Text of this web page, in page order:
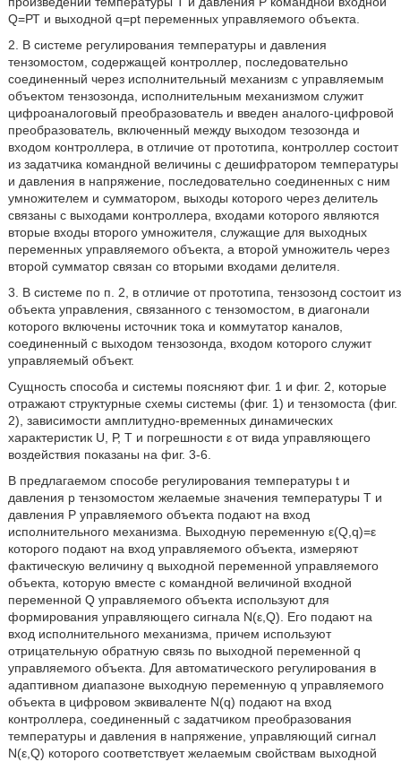
Q=РТ и выходной q=pt переменных управляемого объекта.
2. В системе регулирования температуры и давления
тензомостом, содержащей контроллер, последовательно
соединенный через исполнительный механизм с управляемым
объектом тензозонда, исполнительным механизмом служит
цифроаналоговый преобразователь и введен аналого-цифровой
преобразователь, включенный между выходом тезозонда и
входом контроллера, в отличие от прототипа, контроллер состоит
из задатчика командной величины с дешифратором температуры
и давления в напряжение, последовательно соединенных с ним
умножителем и сумматором, выходы которого через делитель
связаны с выходами контроллера, входами которого являются
вторые входы второго умножителя, служащие для выходных
переменных управляемого объекта, а второй умножитель через
второй сумматор связан со вторыми входами делителя.
3. В системе по п. 2, в отличие от прототипа, тензозонд состоит из
объекта управления, связанного с тензомостом, в диагонали
которого включены источник тока и коммутатор каналов,
соединенный с выходом тензозонда, входом которого служит
управляемый объект.
Сущность способа и системы поясняют фиг. 1 и фиг. 2, которые
отражают структурные схемы системы (фиг. 1) и тензомоста (фиг.
2), зависимости амплитудно-временных динамических
характеристик U, Р, Т и погрешности ε от вида управляющего
воздействия показаны на фиг. 3-6.
В предлагаемом способе регулирования температуры t и
давления р тензомостом желаемые значения температуры Т и
давления Р управляемого объекта подают на вход
исполнительного механизма. Выходную переменную ε(Q,q)=ε
которого подают на вход управляемого объекта, измеряют
фактическую величину q выходной переменной управляемого
объекта, которую вместе с командной величиной входной
переменной Q управляемого объекта используют для
формирования управляющего сигнала N(ε,Q). Его подают на
вход исполнительного механизма, причем используют
отрицательную обратную связь по выходной переменной q
управляемого объекта. Для автоматического регулирования в
адаптивном диапазоне выходную переменную q управляемого
объекта в цифровом эквиваленте N(q) подают на вход
контроллера, соединенный с задатчиком преобразования
температуры и давления в напряжение, управляющий сигнал
N(ε,Q) которого соответствует желаемым свойствам выходной